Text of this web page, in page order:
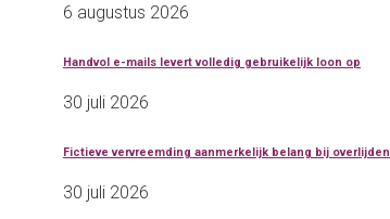
6 augustus 2026
Handvol e-mails levert volledig gebruikelijk loon op
30 juli 2026
Fictieve vervreemding aanmerkelijk belang bij overlijden
30 juli 2026